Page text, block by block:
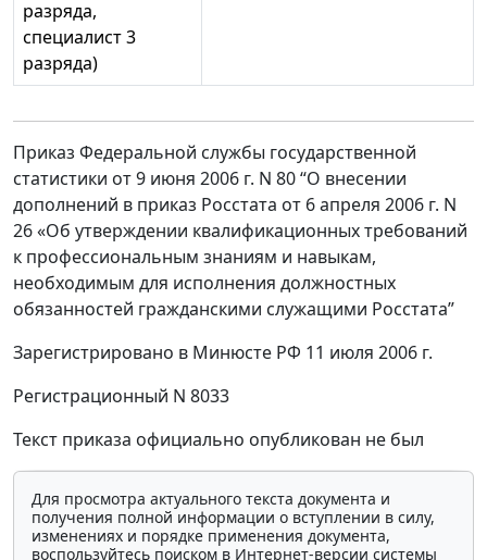
разряда,
специалист 3
разряда)
Приказ Федеральной службы государственной
статистики от 9 июня 2006 г. N 80 “О внесении
дополнений в приказ Росстата от 6 апреля 2006 г. N
26 «Об утверждении квалификационных требований
к профессиональным знаниям и навыкам,
необходимым для исполнения должностных
обязанностей гражданскими служащими Росстата”
Зарегистрировано в Минюсте РФ 11 июля 2006 г.
Регистрационный N 8033
Текст приказа официально опубликован не был
Для просмотра актуального текста документа и
получения полной информации о вступлении в силу,
изменениях и порядке применения документа,
воспользуйтесь поиском в Интернет-версии системы